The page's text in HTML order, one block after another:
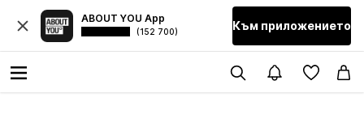
ABOUT YOU App
(152 700) Към приложението